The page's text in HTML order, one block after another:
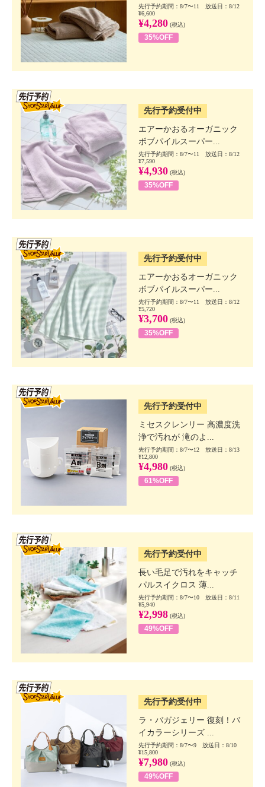
先行予約期間：8/7〜11 放送日：8/12
¥6,600
¥4,280 (税込)
35%OFF
先行予約受付中
エアーかおるオーガニック
ボブパイルスーパー...
先行予約期間：8/7〜11 放送日：8/12
¥7,590
¥4,930 (税込)
35%OFF
先行予約受付中
エアーかおるオーガニック
ボブパイルスーパー...
先行予約期間：8/7〜11 放送日：8/12
¥5,720
¥3,700 (税込)
35%OFF
先行予約受付中
ミセスクレンリー 高濃度洗
浄で汚れが 滝のよ...
先行予約期間：8/7〜12 放送日：8/13
¥12,800
¥4,980 (税込)
61%OFF
先行予約受付中
長い毛足で汚れをキャッチ
パルスイクロス 薄...
先行予約期間：8/7〜10 放送日：8/11
¥5,940
¥2,998 (税込)
49%OFF
先行予約受付中
ラ・バガジェリー 復刻！バ
イカラーシリーズ ...
先行予約期間：8/7〜9 放送日：8/10
¥15,800
¥7,980 (税込)
49%OFF